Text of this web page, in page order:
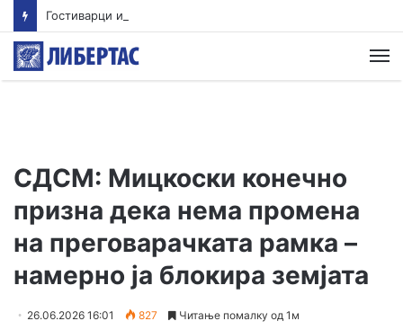
Гостиварци и натаму без пивка вода
СДСМ: Мицкоски конечно
призна дека нема промена
на преговарачката рамка –
намерно ја блокира земјата
26.06.2026 16:01 827 Читање помалку од 1м